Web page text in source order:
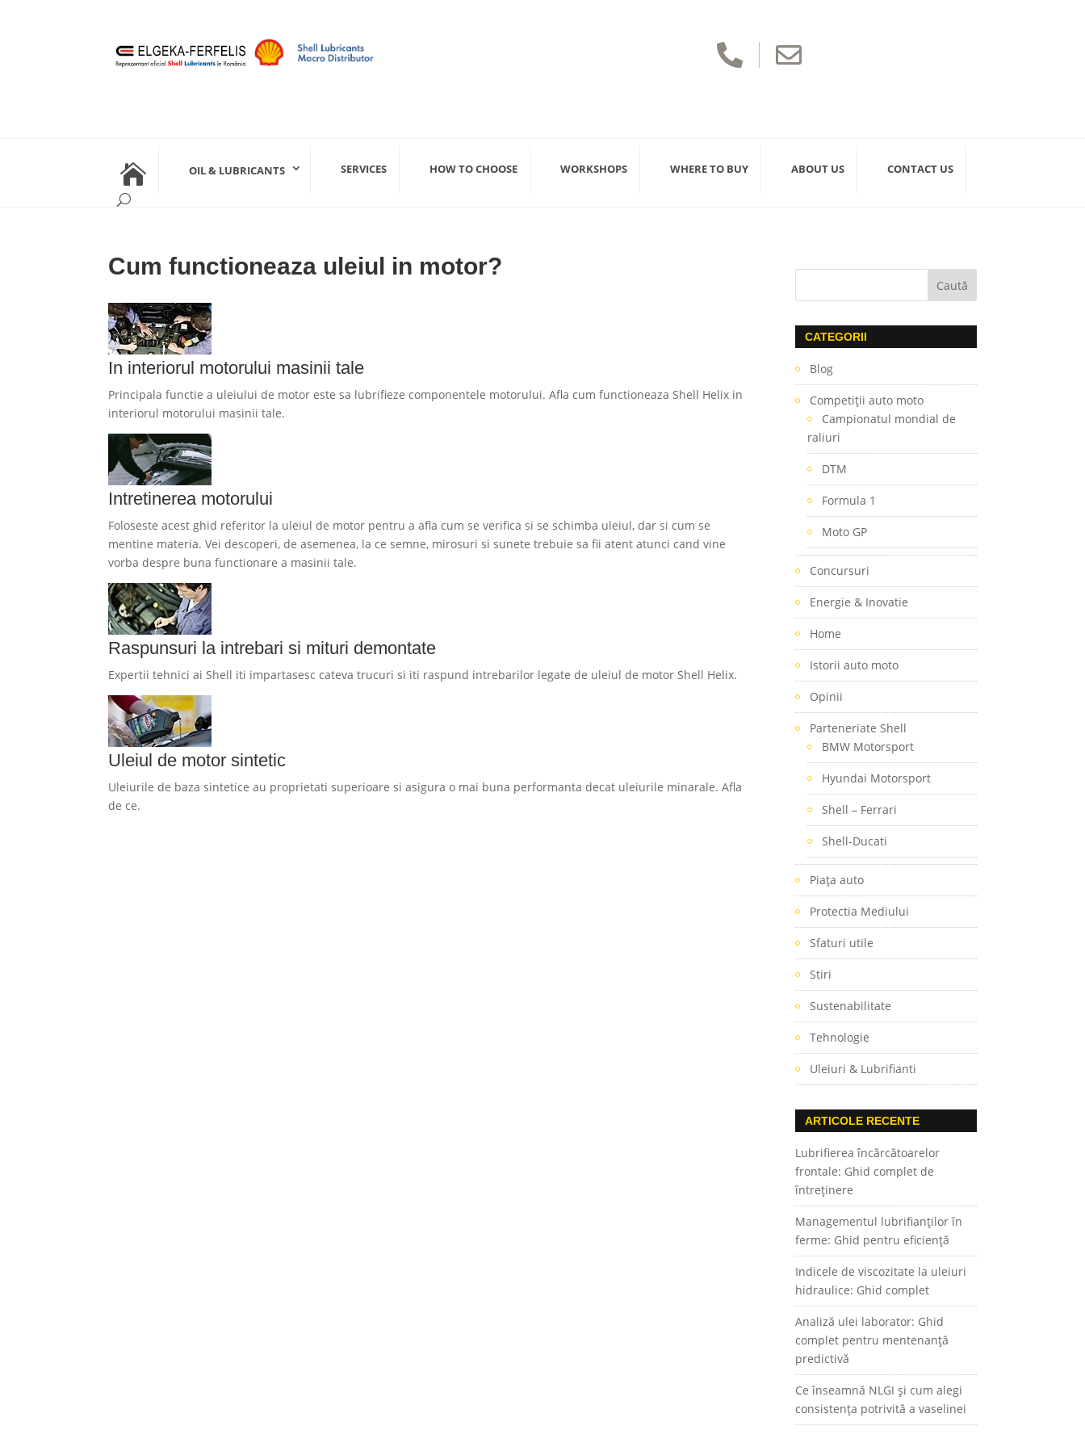
 
 OIL & LUBRICANTS SERVICES HOW TO CHOOSE WORKSHOPS WHERE TO BUY ABOUT US CONTACT US
Cum functioneaza uleiul in motor?
In interiorul motorului masinii tale
Principala functie a uleiului de motor este sa lubrifieze componentele motorului. Afla cum functioneaza Shell Helix in
interiorul motorului masinii tale.
Intretinerea motorului
Foloseste acest ghid referitor la uleiul de motor pentru a afla cum se verifica si se schimba uleiul, dar si cum se
mentine materia. Vei descoperi, de asemenea, la ce semne, mirosuri si sunete trebuie sa fii atent atunci cand vine
vorba despre buna functionare a masinii tale.
Raspunsuri la intrebari si mituri demontate
Expertii tehnici ai Shell iti impartasesc cateva trucuri si iti raspund intrebarilor legate de uleiul de motor Shell Helix.
Uleiul de motor sintetic
Uleiurile de baza sintetice au proprietati superioare si asigura o mai buna performanta decat uleiurile minarale. Afla
de ce.
CATEGORII
Blog
Competiţii auto moto
Campionatul mondial de
raliuri
DTM
Formula 1
Moto GP
Concursuri
Energie & Inovatie
Home
Istorii auto moto
Opinii
Parteneriate Shell
BMW Motorsport
Hyundai Motorsport
Shell – Ferrari
Shell-Ducati
Piaţa auto
Protectia Mediului
Sfaturi utile
Stiri
Sustenabilitate
Tehnologie
Uleiuri & Lubrifianti
ARTICOLE RECENTE
Lubrifierea încărcătoarelor
frontale: Ghid complet de
întreținere
Managementul lubrifianților în
ferme: Ghid pentru eficiență
Indicele de viscozitate la uleiuri
hidraulice: Ghid complet
Analiză ulei laborator: Ghid
complet pentru mentenanță
predictivă
Ce înseamnă NLGI și cum alegi
consistența potrivită a vaselinei